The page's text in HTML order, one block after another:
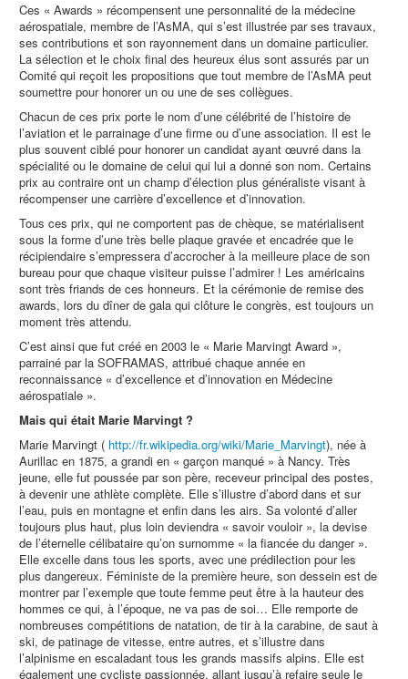
Ces « Awards » récompensent une personnalité de la médecine
aérospatiale, membre de l’AsMA, qui s’est illustrée par ses travaux,
ses contributions et son rayonnement dans un domaine particulier.
La sélection et le choix final des heureux élus sont assurés par un
Comité qui reçoit les propositions que tout membre de l’AsMA peut
soumettre pour honorer un ou une de ses collègues.
Chacun de ces prix porte le nom d’une célébrité de l’histoire de
l’aviation et le parrainage d’une firme ou d’une association. Il est le
plus souvent ciblé pour honorer un candidat ayant œuvré dans la
spécialité ou le domaine de celui qui lui a donné son nom. Certains
prix au contraire ont un champ d’élection plus généraliste visant à
récompenser une carrière d’excellence et d’innovation.
Tous ces prix, qui ne comportent pas de chèque, se matérialisent
sous la forme d’une très belle plaque gravée et encadrée que le
récipiendaire s’empressera d’accrocher à la meilleure place de son
bureau pour que chaque visiteur puisse l’admirer ! Les américains
sont très friands de ces honneurs. Et la cérémonie de remise des
awards, lors du dîner de gala qui clôture le congrès, est toujours un
moment très attendu.
C’est ainsi que fut créé en 2003 le « Marie Marvingt Award »,
parrainé par la SOFRAMAS, attribué chaque année en
reconnaissance « d’excellence et d’innovation en Médecine
aérospatiale ».
Mais qui était Marie Marvingt ?
Marie Marvingt ( http://fr.wikipedia.org/wiki/Marie_Marvingt), née à
Aurillac en 1875, a grandi en « garçon manqué » à Nancy. Très
jeune, elle fut poussée par son père, receveur principal des postes,
à devenir une athlète complète. Elle s’illustre d’abord dans et sur
l’eau, puis en montagne et enfin dans les airs. Sa volonté d’aller
toujours plus haut, plus loin deviendra « savoir vouloir », la devise
de l’éternelle célibataire qu’on surnomme « la fiancée du danger ».
Elle excelle dans tous les sports, avec une prédilection pour les
plus dangereux. Féministe de la première heure, son dessein est de
montrer par l’exemple que toute femme peut être à la hauteur des
hommes ce qui, à l’époque, ne va pas de soi… Elle remporte de
nombreuses compétitions de natation, de tir à la carabine, de saut à
ski, de patinage de vitesse, entre autres, et s’illustre dans
l’alpinisme en escaladant tous les grands massifs alpins. Elle est
également une cycliste passionnée, allant jusqu’à refaire seule le